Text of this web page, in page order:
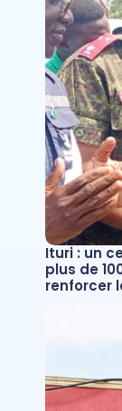
Ituri : un
plus de
renforcer